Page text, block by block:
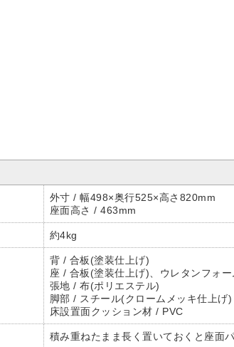
外寸 / 幅498×奥行525×高さ820mm
座面高さ / 463mm
約4kg
背 / 合板(塗装仕上げ)
座 / 合板(塗装仕上げ)、ウレタンフォー
張地 / 布(ポリエステル)
脚部 / スチール(クロームメッキ仕上げ)
床設置面クッション材 / PVC
積み重ねたまま長く置いておくと座面